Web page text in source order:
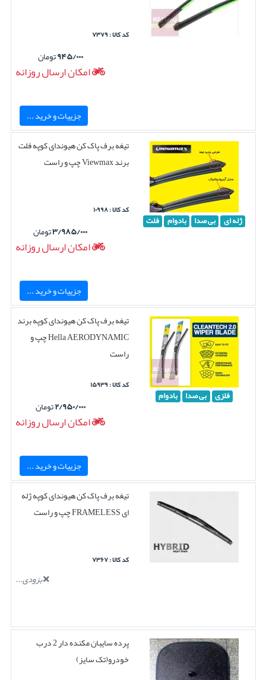
کد کالا : ۷۳۷۹
۹۴۵/۰۰۰تومان
امکان ارسال روزانه
جزییات و خرید ...
ژله ای بی صدا بادوام فلت
تیغه برف پاک کن هیوندای کوپه فلت
برند Viewmax چپ و راست
کد کالا : ۱۰۹۹۸
۳/۹۸۵/۰۰۰تومان
امکان ارسال روزانه
جزییات و خرید ...
فلزی بی صدا بادوام
تیغه برف پاک کن هیوندای کوپه برند
Hella AERODYNAMIC چپ و
راست
کد کالا : ۱۵۹۳۹
۲/۹۵۰/۰۰۰تومان
امکان ارسال روزانه
جزییات و خرید ...
تیغه برف پاک کن هیوندای کوپه ژله
ای FRAMELESS چپ و راست
کد کالا : ۷۳۶۷
بزودی...
پرده سایبان مکنده دار 2 درب
خودرو(تک سایز)